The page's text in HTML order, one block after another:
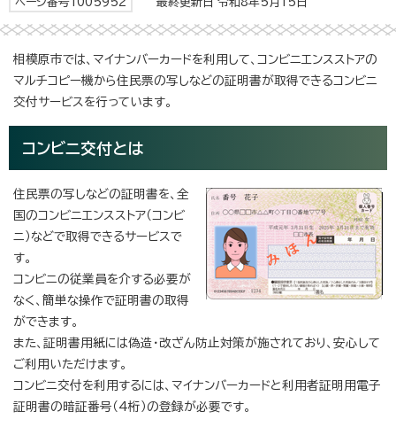
相模原市では、マイナンバーカードを利用して、コンビニエンスストアの
マルチコピー機から住民票の写しなどの証明書が取得できるコンビニ
交付サービスを行っています。
コンビニ交付とは
住民票の写しなどの証明書を、全
国のコンビニエンスストア（コンビ
ニ）などで取得できるサービスで
す。
コンビニの従業員を介する必要が
なく、簡単な操作で証明書の取得
ができます。
また、証明書用紙には偽造・改ざん防止対策が施されており、安心して
ご利用いただけます。
コンビニ交付を利用するには、マイナンバーカードと利用者証明用電子
証明書の暗証番号（4桁）の登録が必要です。